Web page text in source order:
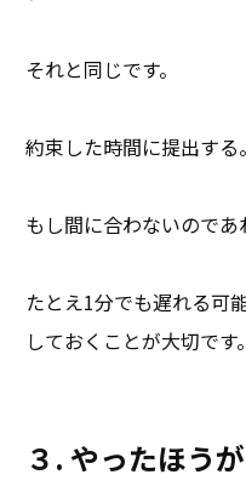
それと同じです。
約束した時間に提出する。
もし間に合わないのであ
たとえ1分でも遅れる可
しておくことが大切です。
３. やったほう